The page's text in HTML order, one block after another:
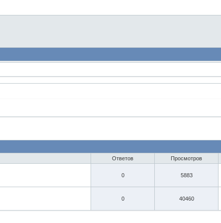
Ответов Просмотров
0 5883
0 40460